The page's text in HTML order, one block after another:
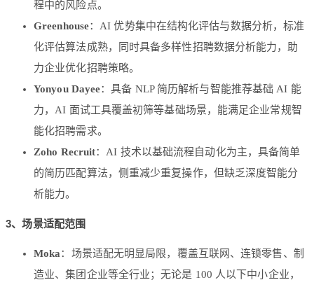
程中的风险点。
Greenhouse：AI 优势集中在结构化评估与数据分析，标准
化评估算法成熟，同时具备多样性招聘数据分析能力，助
力企业优化招聘策略。
Yonyou Dayee：具备 NLP 简历解析与智能推荐基础 AI 能
力，AI 面试工具覆盖初筛等基础场景，能满足企业常规智
能化招聘需求。
Zoho Recruit：AI 技术以基础流程自动化为主，具备简单
的简历匹配算法，侧重减少重复操作，但缺乏深度智能分
析能力。
3、场景适配范围
Moka：场景适配无明显局限，覆盖互联网、连锁零售、制
造业、集团企业等全行业；无论是 100 人以下中小企业，